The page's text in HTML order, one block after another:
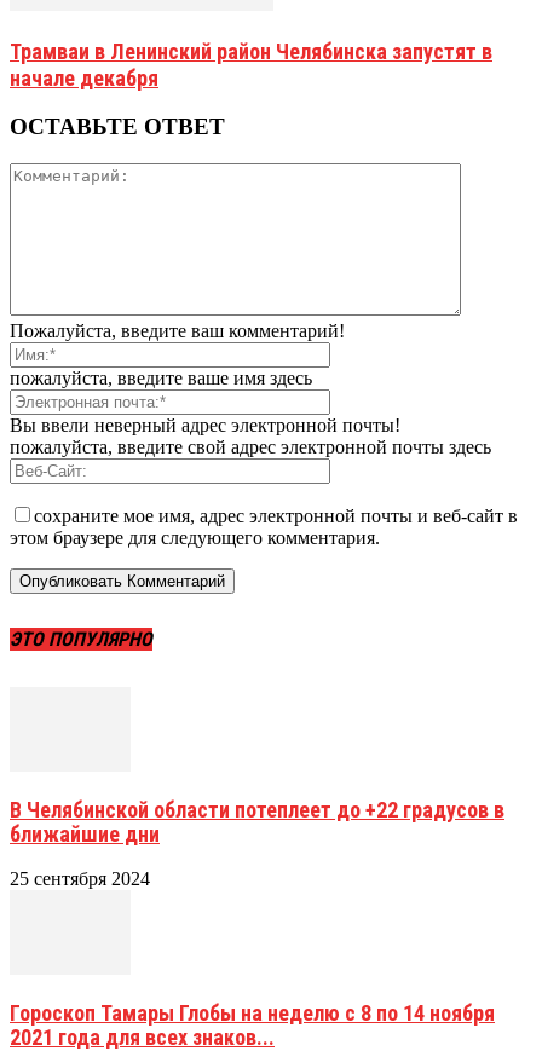
Трамваи в Ленинский район Челябинска запустят в
начале декабря
ОСТАВЬТЕ ОТВЕТ
Пожалуйста, введите ваш комментарий!
пожалуйста, введите ваше имя здесь
Вы ввели неверный адрес электронной почты!
пожалуйста, введите свой адрес электронной почты здесь
сохраните мое имя, адрес электронной почты и веб-сайт в
этом браузере для следующего комментария.
ЭТО ПОПУЛЯРНО
В Челябинской области потеплеет до +22 градусов в
ближайшие дни
25 сентября 2024
Гороскоп Тамары Глобы на неделю с 8 по 14 ноября
2021 года для всех знаков...